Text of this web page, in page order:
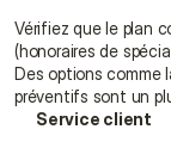
Vérifiez que le plan
(honoraires de
Des options comme
préventifs sont un
Service client